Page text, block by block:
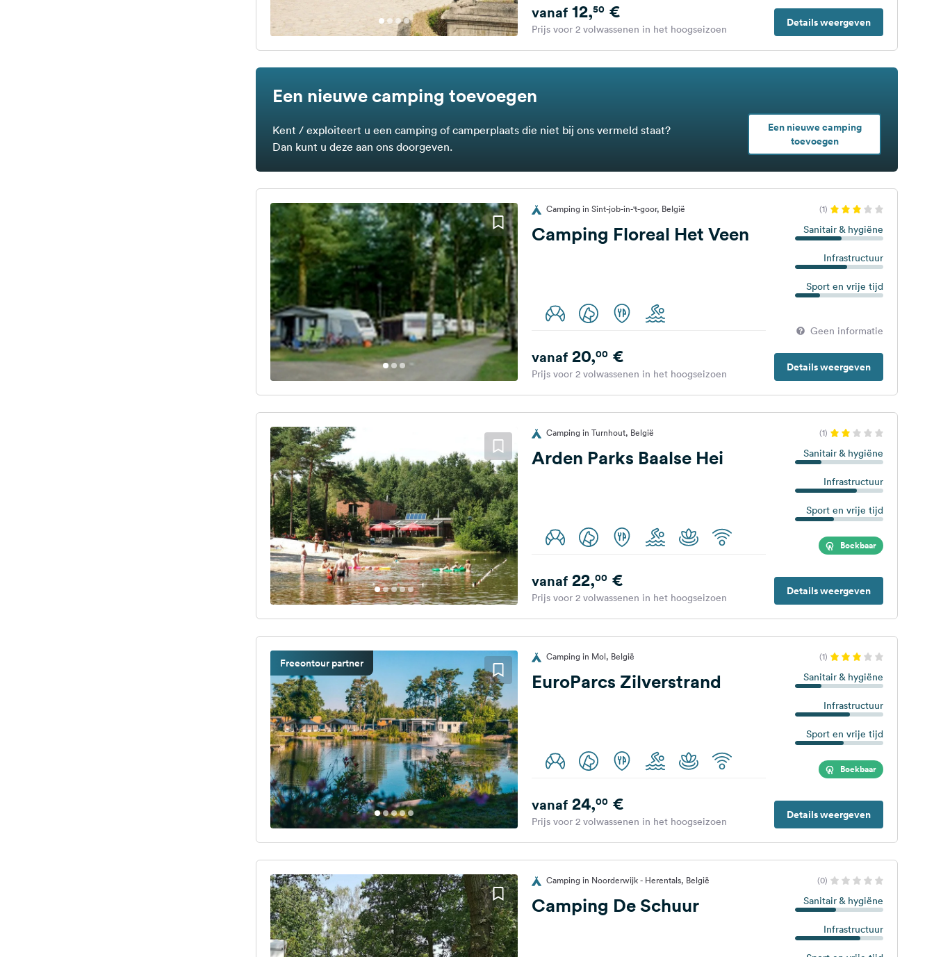
Details weergeven
vanaf12,50€
Prijs voor 2 volwassenen in het hoogseizoen
Een nieuwe camping toevoegen
Kent / exploiteert u een camping of camperplaats die niet bij ons vermeld staat?
Dan kunt u deze aan ons doorgeven.
Een nieuwe camping
toevoegen
Camping in Sint-job-in-'t-goor, België (1)
Camping Floreal Het Veen Sanitair & hygiëne
Infrastructuur
Sport en vrije tijd
Geen informatie
Details weergeven
vanaf20,00€
Prijs voor 2 volwassenen in het hoogseizoen
Camping in Turnhout, België (1)
Arden Parks Baalse Hei Sanitair & hygiëne
Infrastructuur
Sport en vrije tijd
Boekbaar
Details weergeven
vanaf22,00€
Prijs voor 2 volwassenen in het hoogseizoen
Freeontour partner Camping in Mol, België (1)
EuroParcs Zilverstrand Sanitair & hygiëne
Infrastructuur
Sport en vrije tijd
Boekbaar
Details weergeven
vanaf24,00€
Prijs voor 2 volwassenen in het hoogseizoen
Camping in Noorderwijk - Herentals, België (0)
Camping De Schuur Sanitair & hygiëne
Infrastructuur